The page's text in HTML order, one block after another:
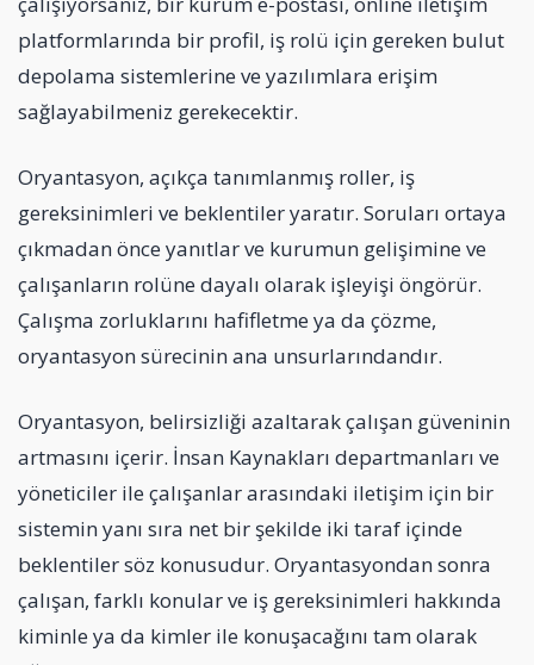
platformlarında bir profil, iş rolü için gereken bulut
depolama sistemlerine ve yazılımlara erişim
sağlayabilmeniz gerekecektir.
Oryantasyon, açıkça tanımlanmış roller, iş
gereksinimleri ve beklentiler yaratır. Soruları ortaya
çıkmadan önce yanıtlar ve kurumun gelişimine ve
çalışanların rolüne dayalı olarak işleyişi öngörür.
Çalışma zorluklarını hafifletme ya da çözme,
oryantasyon sürecinin ana unsurlarındandır.
Oryantasyon, belirsizliği azaltarak çalışan güveninin
artmasını içerir. İnsan Kaynakları departmanları ve
yöneticiler ile çalışanlar arasındaki iletişim için bir
sistemin yanı sıra net bir şekilde iki taraf içinde
beklentiler söz konusudur. Oryantasyondan sonra
çalışan, farklı konular ve iş gereksinimleri hakkında
kiminle ya da kimler ile konuşacağını tam olarak